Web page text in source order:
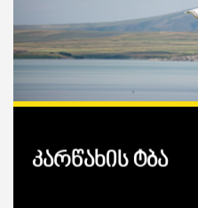
კარწახის ტბა